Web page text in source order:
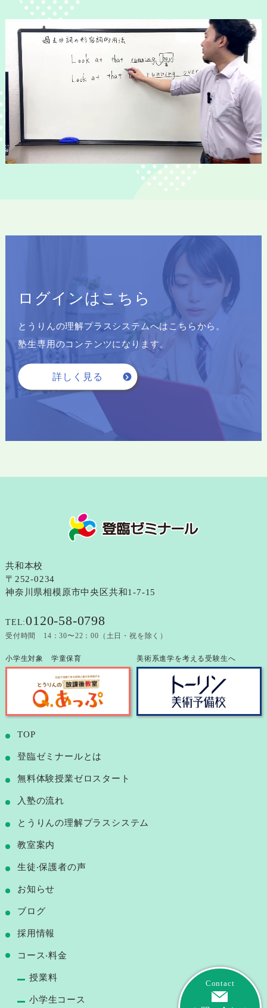
ログインはこちら
とうりんの理解プラスシステムへはこちらから。
塾生専用のコンテンツになります。
詳しく見る
共和本校
〒252-0234
神奈川県相模原市中央区共和1-7-15
TEL:0120-58-0798
受付時間 14：30〜22：00（土日・祝を除く）
小学生対象 学童保育 美術系進学を考える受験生へ
TOP
登臨ゼミナールとは
無料体験授業ゼロスタート
⼊塾の流れ
とうりんの理解プラスシステム
教室案内
⽣徒‧保護者の声
お知らせ
ブログ
採用情報
コース‧料⾦
授業料
小学生コース
Contact